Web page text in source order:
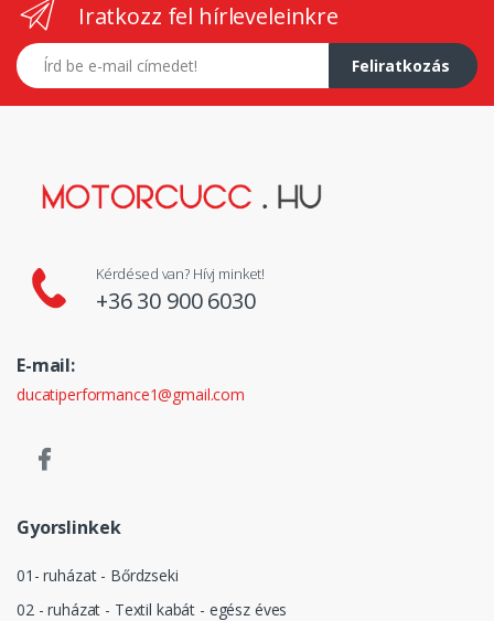
Iratkozz fel hírleveleinkre
E-mail címed
Feliratkozás
Kérdésed van? Hívj minket!
+36 30 900 6030
E-mail:
ducatiperformance1@gmail.com
Gyorslinkek
01- ruházat - Bőrdzseki
02 - ruházat - Textil kabát - egész éves